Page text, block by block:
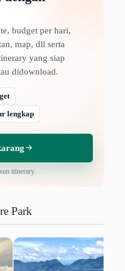
budget per hari,
map, dll serta
yang siap
didownload.
lengkap
itinerary.
Park